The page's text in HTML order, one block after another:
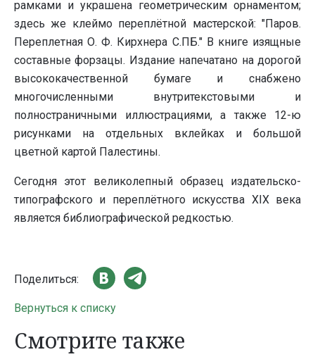
рамками и украшена геометрическим орнаментом;
здесь же клеймо переплётной мастерской: "Паров.
Переплетная О. Ф. Кирхнера С.ПБ." В книге изящные
составные форзацы. Издание напечатано на дорогой
высококачественной бумаге и снабжено
многочисленными внутритекстовыми и
полностраничными иллюстрациями, а также 12-ю
рисунками на отдельных вклейках и большой
цветной картой Палестины.
Сегодня этот великолепный образец издательско-
типографского и переплётного искусства XIX века
является библиографической редкостью.
Поделиться:
Вернуться к списку
Смотрите также